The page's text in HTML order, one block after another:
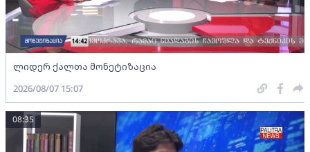
ლიდერ ქალთა მონეტიზაცია
2026/08/07 15:07
08:35